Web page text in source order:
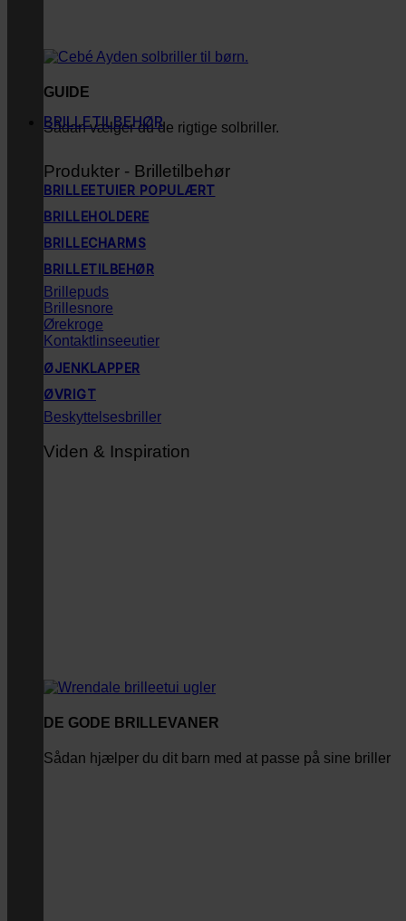
GUIDE
Sådan vælger du de rigtige solbriller.
BRILLETILBEHØR
Produkter - Brilletilbehør
BRILLEETUIER
BRILLEHOLDERE
BRILLECHARMS
BRILLETILBEHØR
Brillepuds
Brillesnore
Ørekroge
Kontaktlinseeutier
ØJENKLAPPER
ØVRIGT
Beskyttelsesbriller
Viden & Inspiration
DE GODE BRILLEVANER
Sådan hjælper du dit barn med at passe på sine briller